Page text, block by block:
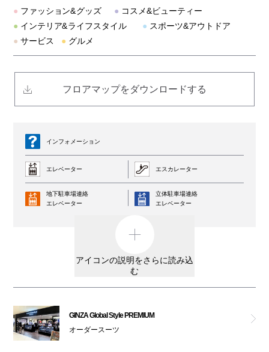
ビーバー
スターレイ
アーケロン
ヒノヤ
ラグタグ
フォルムアイ ジェニュイン
● ファッション&グッズ ● コスメ&ビューティー
● インテリア&ライフスタイル ● スポーツ&アウトドア
● サービス ● グルメ
フロアマップをダウンロードする
インフォメーション
エレベーター エスカレーター
地下駐車場連絡
エレベーター
立体駐車場連絡
エレベーター
外貨両替機 男女トイレ
親子トイレ
オムツ交換台
アイコンの説明をさらに読み込
む
GINZA Global Style PREMIUM
オーダースーツ